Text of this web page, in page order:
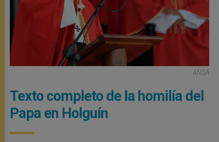
ANSA
Texto completo de la homilía del
Papa en Holguín